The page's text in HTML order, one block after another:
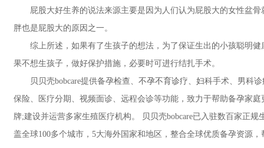
屁股大好生养的说法来源主要是因为人们认为屁股大的女性盆骨
胖也是屁股大的原因之一。
综上所述，如果有了生孩子的想法，为了保证生出的小孩聪明健
果不想生孩子，做好保护措施，必要时可进行结扎手术。
贝贝壳bobcare提供备孕检查、 不孕不育诊疗、妇科手术、男科
保险、医疗分期、视频面诊、远程会诊等功能，致力于帮助备孕家
牌;建设并运营多家生殖医疗机构。 贝贝壳bobcare已入驻数百家正
盖全球100多个城市，5大海外国家和地区，整合全球优质备孕资源